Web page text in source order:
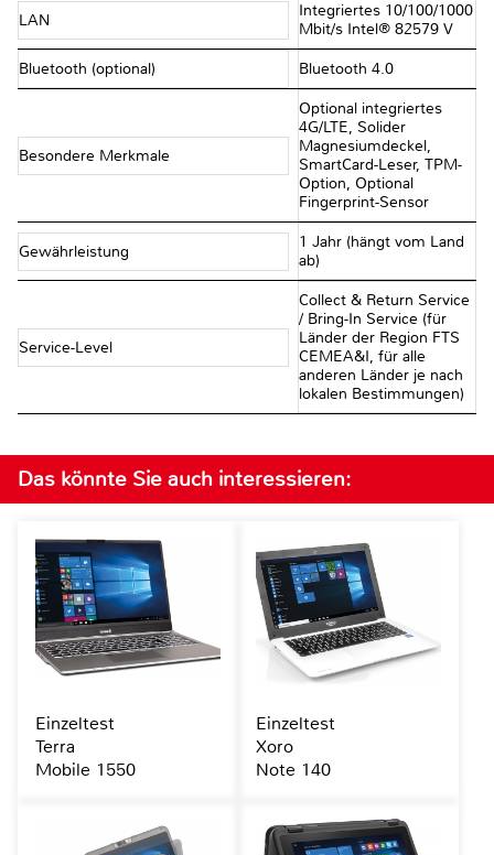
LAN
Integriertes 10/100/1000
Mbit/s Intel® 82579 V
Bluetooth (optional) Bluetooth 4.0
Besondere Merkmale
Optional integriertes
4G/LTE, Solider
Magnesiumdeckel,
SmartCard-Leser, TPM-
Option, Optional
Fingerprint-Sensor
Gewährleistung
1 Jahr (hängt vom Land
ab)
Service-Level
Collect & Return Service
/ Bring-In Service (für
Länder der Region FTS
CEMEA&I, für alle
anderen Länder je nach
lokalen Bestimmungen)
Das könnte Sie auch interessieren:
Einzeltest
Terra
Mobile 1550
Einzeltest
Xoro
Note 140